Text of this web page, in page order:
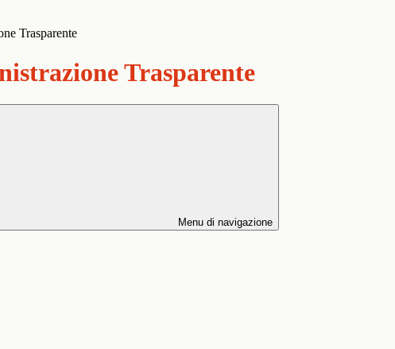
Trasparente
Trasparente
Menu di navigazione